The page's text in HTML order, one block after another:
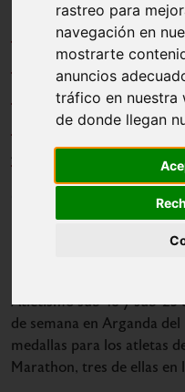
rastreo para
navegación en
mostrarte
anuncios
tráfico en nuestra
de donde llegan
ONCE
EN LA
LOS
MADRID SUB-
ARGANDA
Atletismo sub-18 y sub-23
de semana en Arganda
medallas para los atletas
Marathon, tres de ellas en